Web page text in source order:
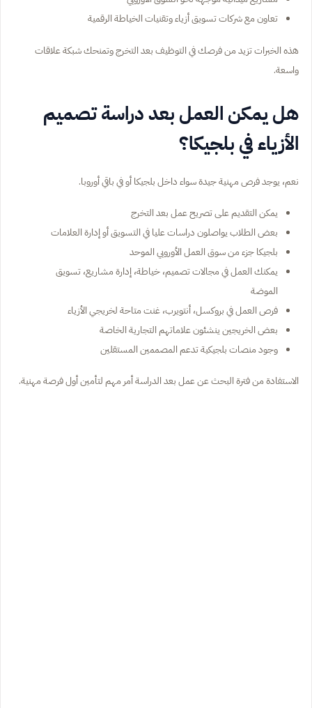
تعاون مع شركات تسويق أزياء وتقنيات الخياطة الرقمية
هذه الخبرات تزيد من فرصك في التوظيف بعد التخرج وتمنحك شبكة علاقات
واسعة.
هل يمكن العمل بعد دراسة تصميم
الأزياء في بلجيكا؟
نعم، يوجد فرص مهنية جيدة سواء داخل بلجيكا أو في باقي أوروبا.
يمكن التقديم على تصريح عمل بعد التخرج
بعض الطلاب يواصلون دراسات عليا في التسويق أو إدارة العلامات
بلجيكا جزء من سوق العمل الأوروبي الموحد
يمكنك العمل في مجالات تصميم، خياطة، إدارة مشاريع، تسويق
الموضة
فرص العمل في بروكسل، أنتويرب، غنت متاحة لخريجي الأزياء
بعض الخريجين ينشئون علاماتهم التجارية الخاصة
وجود منصات بلجيكية تدعم المصممين المستقلين
الاستفادة من فترة البحث عن عمل بعد الدراسة أمر مهم لتأمين أول فرصة مهنية.